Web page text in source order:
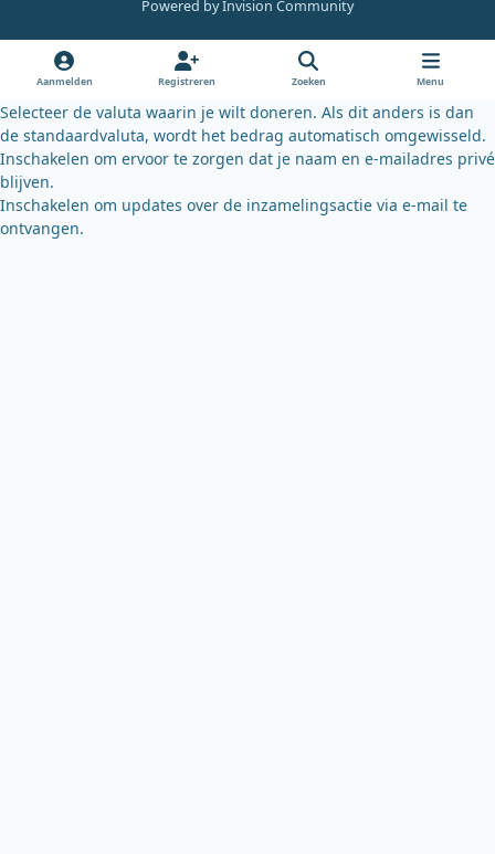
k
k
y
Powered byInvision Community
Aanmelden Registreren Zoeken Menu
Selecteer de valuta waarin je wilt doneren. Als dit anders is dan
de standaardvaluta, wordt het bedrag automatisch omgewisseld.
Inschakelen om ervoor te zorgen dat je naam en e-mailadres privé
blijven.
Inschakelen om updates over de inzamelingsactie via e-mail te
ontvangen.